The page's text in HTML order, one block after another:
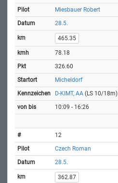
Miesbauer Robert
28.5.
465.35
78.18
326.60
Micheldorf
D-KIMT, AA (LS 10/18m)
10:09 - 16:26
12
Czech Roman
28.5.
362.87